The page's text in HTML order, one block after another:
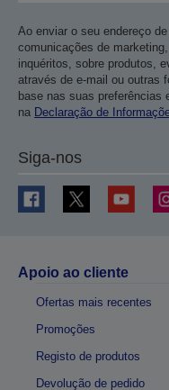
Ao enviar o seu endereço
comunicações de
inquéritos, sobre produtos,
através de e-mail ou outras
base nas suas preferências
na Declaração de
Siga-nos
Apoio ao cliente
Ofertas mais recentes
Promoções
Registo de produtos
Devolução de pedido